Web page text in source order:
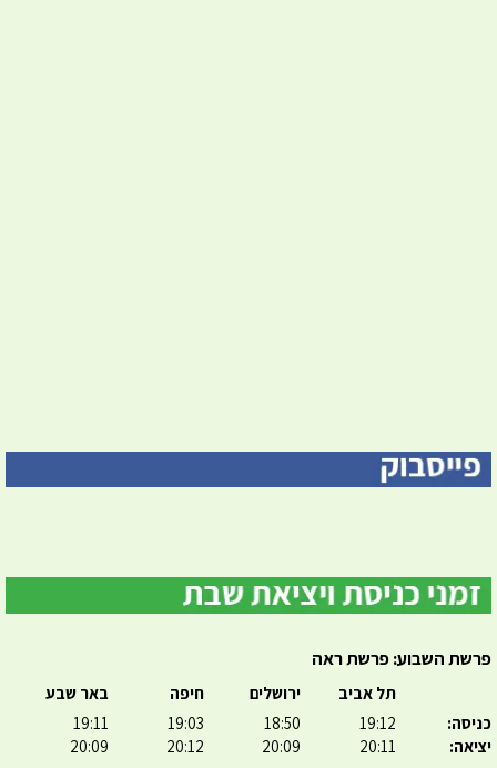
פרשת השבוע: פרשת ראה
כניסה:
יציאה:
תל אביב
19:12
20:11
ירושלים
18:50
20:09
חיפה
19:03
20:12
באר שבע
19:11
20:09